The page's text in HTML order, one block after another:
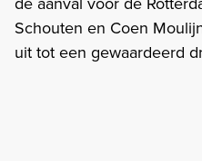
Schouten en Coen
uit tot een gewaardeerd